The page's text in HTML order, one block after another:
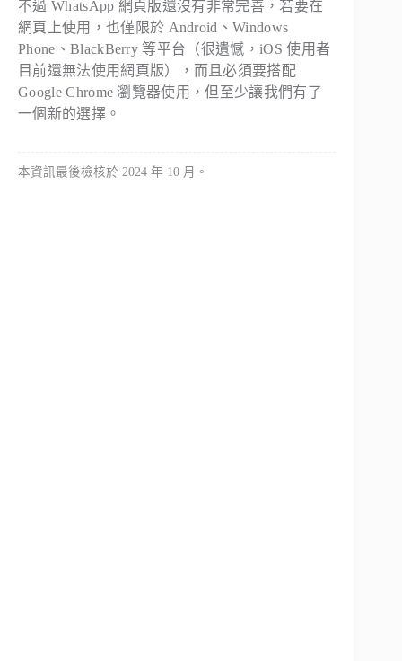
不過 WhatsApp 網頁版還沒有非常完善，若要在
網頁上使用，也僅限於 Android、Windows
Phone、BlackBerry 等平台（很遺憾，iOS 使用者
目前還無法使用網頁版），而且必須要搭配
Google Chrome 瀏覽器使用，但至少讓我們有了
一個新的選擇。
本資訊最後檢核於 2024 年 10 月。